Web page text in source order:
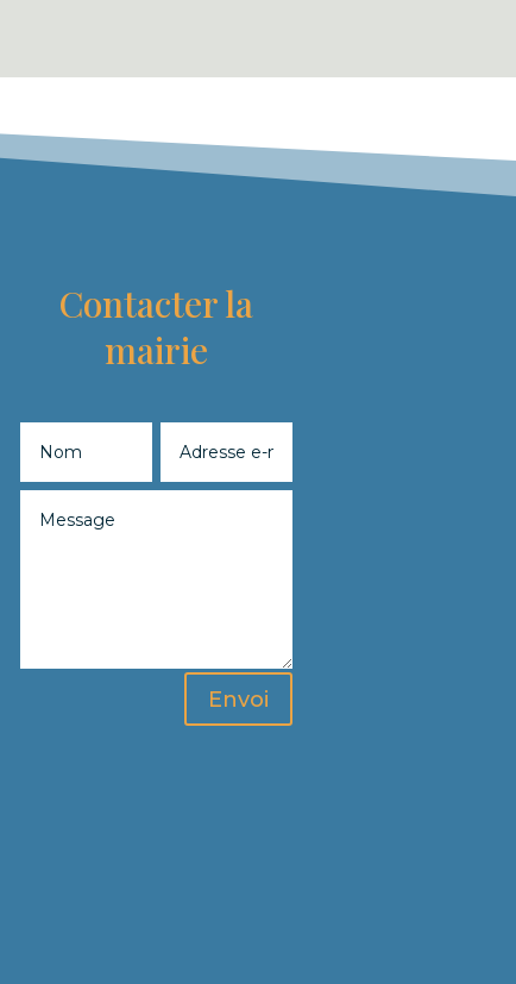
Contacter la
mairie
Envoi